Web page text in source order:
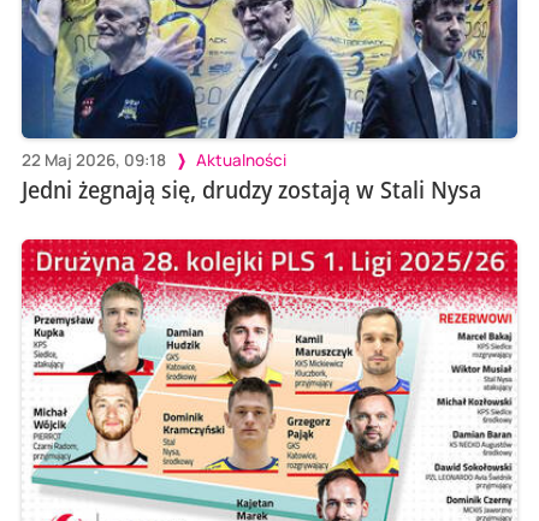
22 Maj 2026, 09:18 Aktualności
Jedni żegnają się, drudzy zostają w Stali Nysa